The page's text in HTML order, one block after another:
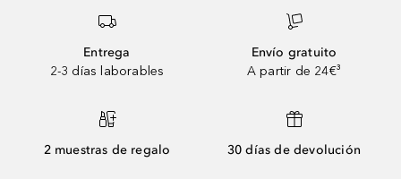
Entrega
2-3 días laborables
Envío gratuito
A partir de 24€³
2 muestras de regalo 30 días de devolución